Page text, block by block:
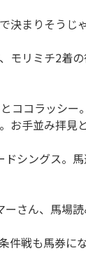
まりそうじ
モリミチ2着
ココラッシー
お手並み拝見
シングス。
さん、馬場
件戦も馬券に